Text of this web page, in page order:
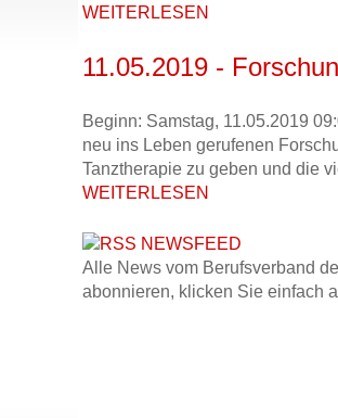
WEITERLESEN
11.05.2019 -
Beginn: Samstag, 11.05.2019
neu ins Leben gerufenen
Tanztherapie zu geben und die
WEITERLESEN
Alle News vom Berufsverband
abonnieren, klicken Sie einfach